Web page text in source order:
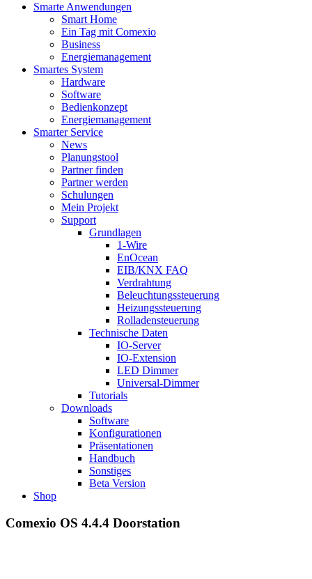
Smarte Anwendungen
Smart Home
Ein Tag mit Comexio
Business
Energiemanagement
Smartes System
Hardware
Software
Bedienkonzept
Energiemanagement
Smarter Service
News
Planungstool
Partner finden
Partner werden
Schulungen
Mein Projekt
Support
Grundlagen
1-Wire
EnOcean
EIB/KNX FAQ
Verdrahtung
Beleuchtungssteuerung
Heizungssteuerung
Rolladensteuerung
Technische Daten
IO-Server
IO-Extension
LED Dimmer
Universal-Dimmer
Tutorials
Downloads
Software
Konfigurationen
Präsentationen
Handbuch
Sonstiges
Beta Version
Shop
Comexio OS 4.4.4 Doorstation